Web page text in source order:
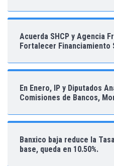
Acuerda SHCP y Agencia
Fortalecer Financiamiento
En Enero, IP y Diputados
Comisiones de Bancos,
Banxico baja reduce la
base, queda en 10.50%.